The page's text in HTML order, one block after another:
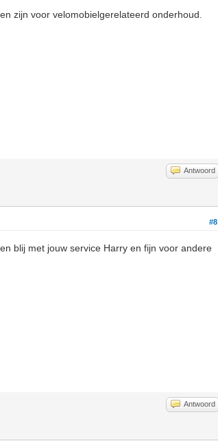
zijn voor velomobielgerelateerd onderhoud.
Antwoord
#8
blij met jouw service Harry en fijn voor andere
Antwoord